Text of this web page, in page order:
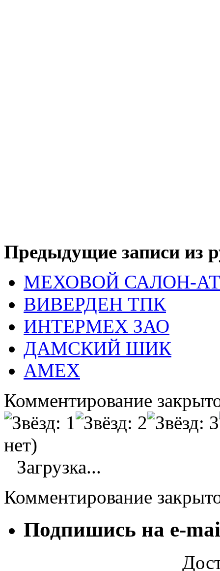
Предыдущие записи из
МЕХОВОЙ САЛОН-
ВИВЕРДЕН ТПК
ИНТЕРМЕХ ЗАО
ДАМСКИЙ ШИК
АМЕХ
Комментирование
нет)
Загрузка...
Комментирование
Подпишись на e-